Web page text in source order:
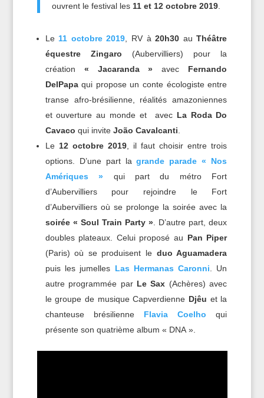
ouvrent le festival les 11 et 12 octobre 2019.
Le 11 octobre 2019 , RV à 20h30 auThéâtre
équestre Zingaro (Aubervilliers) pour la
création « Jacaranda » avec Fernando
DelPapaqui propose un conte écologiste entre
transe afro-brésilienne, réalités amazoniennes
et ouverture au monde et avec La Roda Do
Cavaco qui invite João Cavalcanti
Le 12 octobre 2019, il faut choisir entre trois
options. D’une part lagrande parade « Nos
Amériques »
qui part du métro Fort
d’Aubervilliers pour rejoindre le Fort
d’Aubervilliers où se prolonge la soirée avec la
soirée « Soul Train Party » . D’autre part, deux
doubles plateaux. Celui proposé au Pan Piper
(Paris) où se produisent le duo Aguamadera
puis les jumelles Las Hermanas Caronni . Un
autre programmée par Le Sax (Achères) avec
le groupe de musique Capverdienne Djêu et la
chanteuse brésilienne Flavia Coelho qui
présente son quatrième album « DNA ».